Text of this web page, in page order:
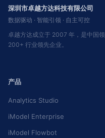
深圳市卓越方达科技有限公司
数据驱动 · 智能引领 · 自主可控
卓越方达成立于 2007 年，是中国
200+ 行业领先企业。
产品
Analytics Studio
iModel Enterprise
iModel Flowbot